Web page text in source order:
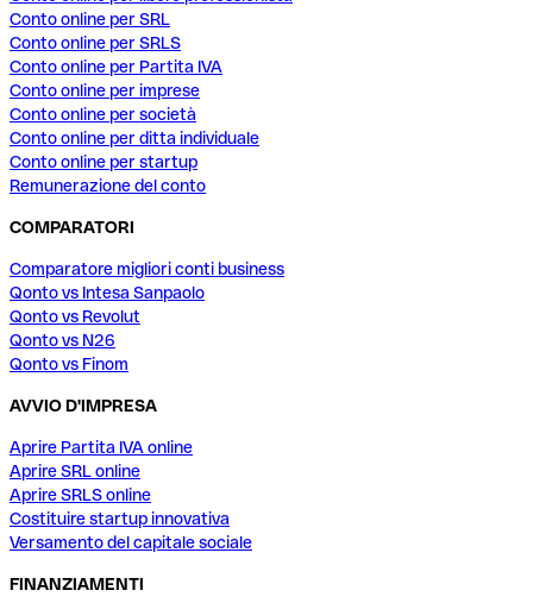
Conto online per SRL
Conto online per SRLS
Conto online per Partita IVA
Conto online per imprese
Conto online per società
Conto online per ditta individuale
Conto online per startup
Remunerazione del conto
COMPARATORI
Comparatore migliori conti business
Qonto vs Intesa Sanpaolo
Qonto vs Revolut
Qonto vs N26
Qonto vs Finom
AVVIO D'IMPRESA
Aprire Partita IVA online
Aprire SRL online
Aprire SRLS online
Costituire startup innovativa
Versamento del capitale sociale
FINANZIAMENTI